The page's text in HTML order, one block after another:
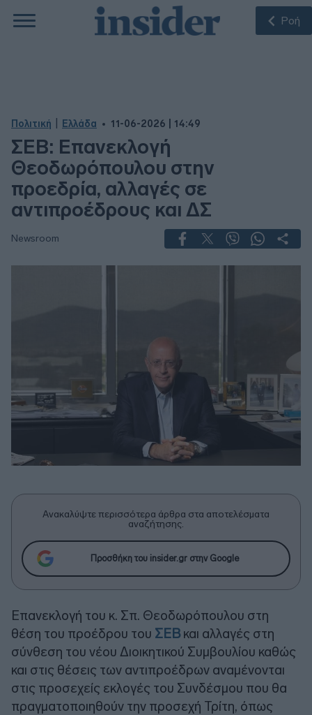
Ροή
Πολιτική Ελλάδα 11-06-2026 | 14:49
ΣΕΒ: Επανεκλογή
Θεοδωρόπουλου στην
προεδρία, αλλαγές σε
αντιπροέδρους και ΔΣ
Newsroom
Ανακαλύψτε περισσότερα άρθρα στα αποτελέσματα
αναζήτησης.
Προσθήκη του insider.gr στην Google
Επανεκλογή του κ. Σπ. Θεοδωρόπουλου στη
θέση του προέδρου του ΣΕΒκαι αλλαγές στη
σύνθεση του νέου Διοικητικού Συμβουλίου καθώς
και στις θέσεις των αντιπροέδρων αναμένονται
στις προσεχείς εκλογές του Συνδέσμου που θα
πραγματοποιηθούν την προσεχή Τρίτη, όπως